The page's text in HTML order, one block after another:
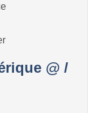
@ /